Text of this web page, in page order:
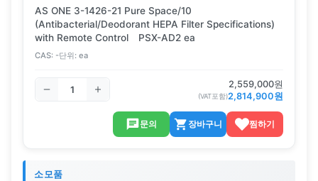
AS ONE 3-1426-21 Pure Space/10
(Antibacterial/Deodorant HEPA Filter Specifications)
with Remote Control PSX-AD2 ea
CAS: -단위: ea
2,559,000원
(VAT포함)2,814,900원
문의 장바구니 찜하기
소모품